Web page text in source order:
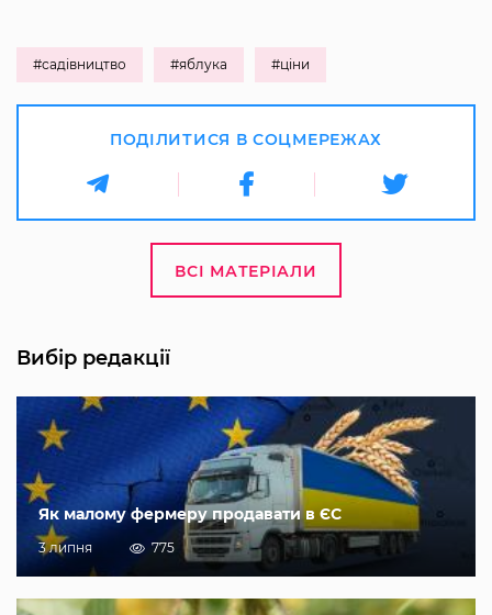
#садівництво #яблука #ціни
ПОДІЛИТИСЯ В СОЦМЕРЕЖАХ
ВСІ МАТЕРІАЛИ
Вибір редакції
Як малому фермеру продавати в ЄС
3 липня 775